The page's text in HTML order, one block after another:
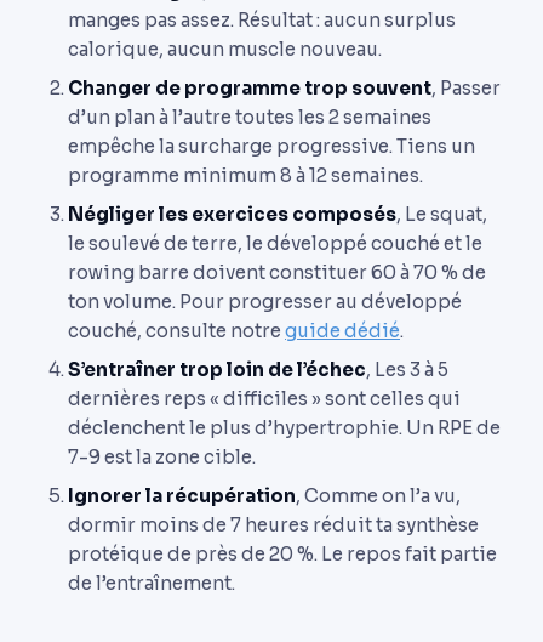
manges pas assez. Résultat : aucun surplus
calorique, aucun muscle nouveau.
Changer de programme trop souvent, Passer
d’un plan à l’autre toutes les 2 semaines
empêche la surcharge progressive. Tiens un
programme minimum 8 à 12 semaines.
Négliger les exercices composés, Le squat,
le soulevé de terre, le développé couché et le
rowing barre doivent constituer 60 à 70 % de
ton volume. Pour progresser au développé
couché, consulte notre guide dédié.
S’entraîner trop loin de l’échec, Les 3 à 5
dernières reps « difficiles » sont celles qui
déclenchent le plus d’hypertrophie. Un RPE de
7-9 est la zone cible.
Ignorer la récupération, Comme on l’a vu,
dormir moins de 7 heures réduit ta synthèse
protéique de près de 20 %. Le repos fait partie
de l’entraînement.